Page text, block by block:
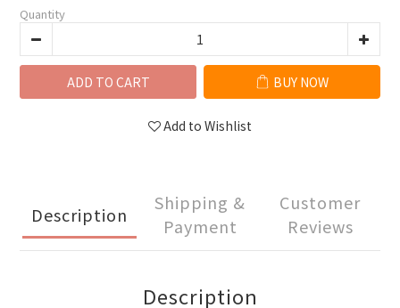
Quantity
ADD TO CART BUY NOW
Add to Wishlist
Description
Shipping &
Payment
Customer
Reviews
Description